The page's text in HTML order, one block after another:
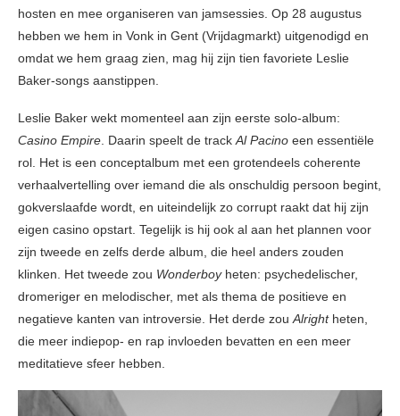
hosten en mee organiseren van jamsessies. Op 28 augustus
hebben we hem in Vonk in Gent (Vrijdagmarkt) uitgenodigd en
omdat we hem graag zien, mag hij zijn tien favoriete Leslie
Baker-songs aanstippen.
Leslie Baker wekt momenteel aan zijn eerste solo-album:
Casino Empire. Daarin speelt de trackAl Pacino een essentiële
rol. Het is een conceptalbum met een grotendeels coherente
verhaalvertelling over iemand die als onschuldig persoon begint,
gokverslaafde wordt, en uiteindelijk zo corrupt raakt dat hij zijn
eigen casino opstart. Tegelijk is hij ook al aan het plannen voor
zijn tweede en zelfs derde album, die heel anders zouden
klinken. Het tweede zou Wonderboyheten: psychedelischer,
dromeriger en melodischer, met als thema de positieve en
negatieve kanten van introversie. Het derde zouAlrightheten,
die meer indiepop- en rap invloeden bevatten en een meer
meditatieve sfeer hebben.